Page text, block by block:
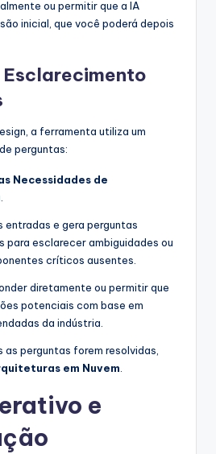
ou permitir que a IA
inicial, que você poderá depois
Esclarecimento
a ferramenta utiliza um
perguntas:
Necessidades de
entradas e gera perguntas
para esclarecer ambiguidades ou
críticos ausentes.
diretamente ou permitir que
potenciais com base em
da indústria.
as perguntas forem resolvidas,
em Nuvem
e